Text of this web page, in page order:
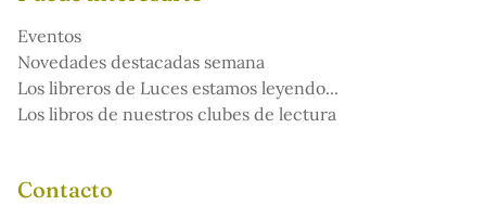
Eventos
Novedades destacadas semana
Los libreros de Luces estamos leyendo...
Los libros de nuestros clubes de lectura
Contacto